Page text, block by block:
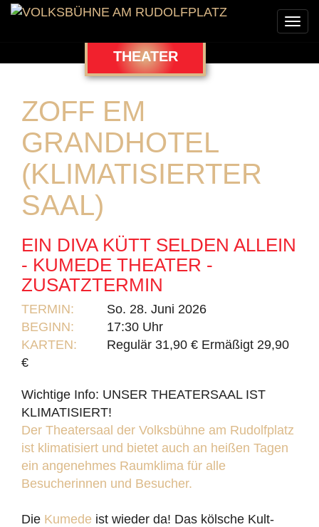
THEATER
ZOFF EM
GRANDHOTEL
(KLIMATISIERTER
SAAL)
EIN DIVA KÜTT SELDEN ALLEIN
- KUMEDE THEATER -
ZUSATZTERMIN
TERMIN:
So. 28. Juni 2026
BEGINN:
17:30 Uhr
KARTEN:
Regulär 31,90 € Ermäßigt 29,90
€
Wichtige Info: UNSER THEATERSAAL IST
KLIMATISIERT!
Der Theatersaal der Volksbühne am Rudolfplatz
ist klimatisiert und bietet auch an heißen Tagen
ein angenehmes Raumklima für alle
Besucherinnen und Besucher.
Die Kumede ist wieder da! Das kölsche Kult-